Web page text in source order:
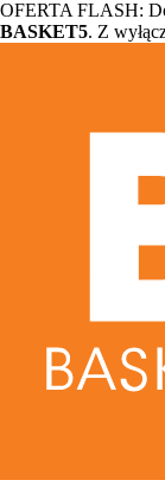
OFERTA FLASH:
BASKET5. Z